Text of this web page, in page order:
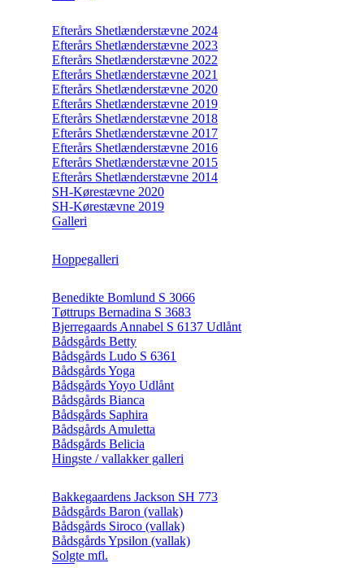
Efterårs Shetlænderstævne 2024
Efterårs Shetlænderstævne 2023
Efterårs Shetlænderstævne 2022
Efterårs Shetlænderstævne 2021
Efterårs Shetlænderstævne 2020
Efterårs Shetlænderstævne 2019
Efterårs Shetlænderstævne 2018
Efterårs Shetlænderstævne 2017
Efterårs Shetlænderstævne 2016
Efterårs Shetlænderstævne 2015
Efterårs Shetlænderstævne 2014
SH-Kørestævne 2020
SH-Kørestævne 2019
Galleri
Hoppegalleri
Benedikte Bomlund S 3066
Tøttrups Bernadina S 3683
Bjerregaards Annabel S 6137 Udlånt
Bådsgårds Betty
Bådsgårds Ludo S 6361
Bådsgårds Yoga
Bådsgårds Yoyo Udlånt
Bådsgårds Bianca
Bådsgårds Saphira
Bådsgårds Amuletta
Bådsgårds Belicia
Hingste / vallakker galleri
Bakkegaardens Jackson SH 773
Bådsgårds Baron (vallak)
Bådsgårds Siroco (vallak)
Bådsgårds Ypsilon (vallak)
Solgte mfl.